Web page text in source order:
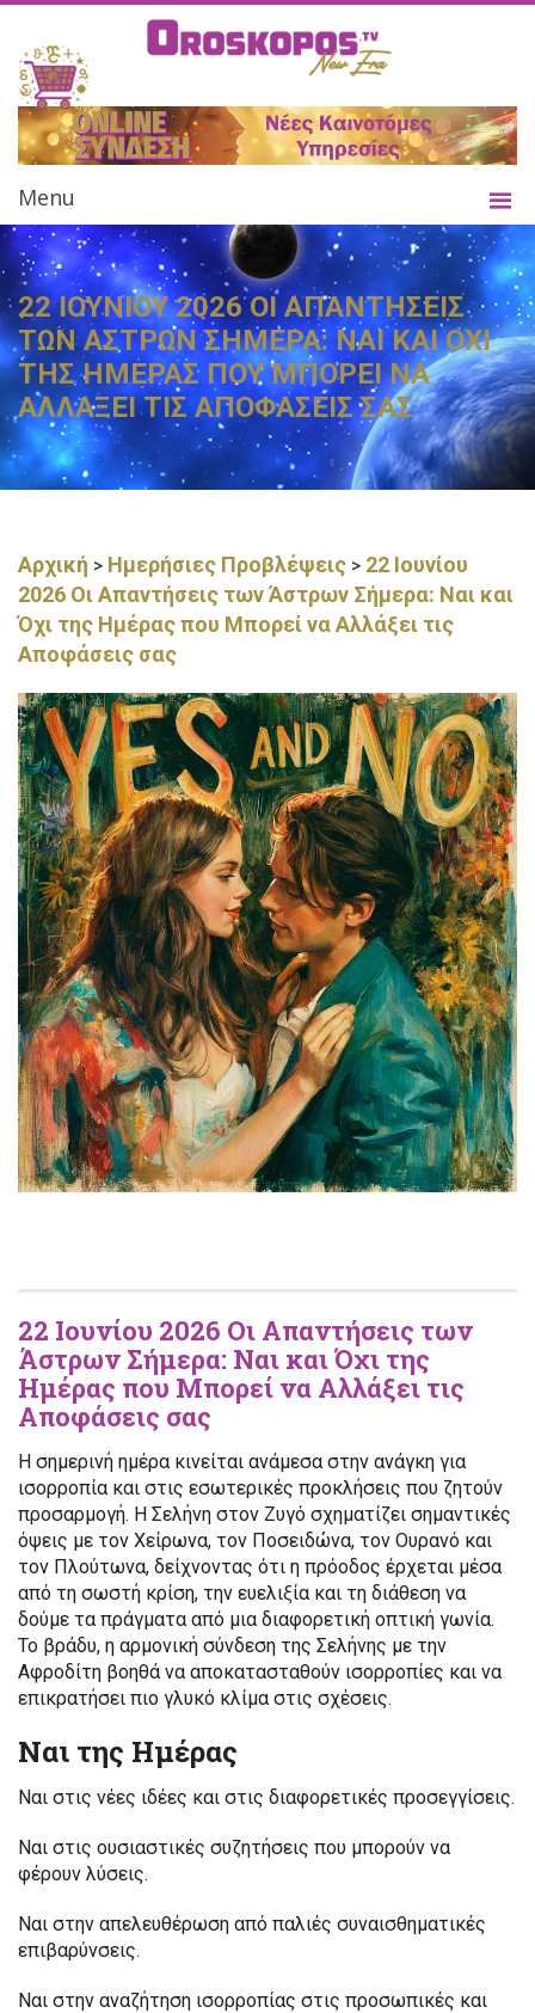
Menu
22 ΙΟΥΝΙΟΥ 2026 ΟΙ ΑΠΑΝΤΗΣΕΙΣ
ΤΩΝ ΑΣΤΡΩΝ ΣΗΜΕΡΑ: ΝΑΙ ΚΑΙ ΟΧΙ
ΤΗΣ ΗΜΕΡΑΣ ΠΟΥ ΜΠΟΡΕΙ ΝΑ
ΑΛΛΑΞΕΙ ΤΙΣ ΑΠΟΦΑΣΕΙΣ ΣΑΣ
Αρχική > Ημερήσιες Προβλέψεις > 22 Ιουνίου
2026 Οι Απαντήσεις των Άστρων Σήμερα: Ναι και
Όχι της Ημέρας που Μπορεί να Αλλάξει τις
Αποφάσεις σας
22 Ιουνίου 2026 Οι Απαντήσεις των
Άστρων Σήμερα: Ναι και Όχι της
Ημέρας που Μπορεί να Αλλάξει τις
Αποφάσεις σας
Η σημερινή ημέρα κινείται ανάμεσα στην ανάγκη για
ισορροπία και στις εσωτερικές προκλήσεις που ζητούν
προσαρμογή. Η Σελήνη στον Ζυγό σχηματίζει σημαντικές
όψεις με τον Χείρωνα, τον Ποσειδώνα, τον Ουρανό και
τον Πλούτωνα, δείχνοντας ότι η πρόοδος έρχεται μέσα
από τη σωστή κρίση, την ευελιξία και τη διάθεση να
δούμε τα πράγματα από μια διαφορετική οπτική γωνία.
Το βράδυ, η αρμονική σύνδεση της Σελήνης με την
Αφροδίτη βοηθά να αποκατασταθούν ισορροπίες και να
επικρατήσει πιο γλυκό κλίμα στις σχέσεις.
Ναι της Ημέρας
Ναι στις νέες ιδέες και στις διαφορετικές προσεγγίσεις.
Ναι στις ουσιαστικές συζητήσεις που μπορούν να
φέρουν λύσεις.
Ναι στην απελευθέρωση από παλιές συναισθηματικές
επιβαρύνσεις.
Ναι στην αναζήτηση ισορροπίας στις προσωπικές και